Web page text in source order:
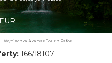
Wycieczka Akamas Tour z Pafos
166/18107